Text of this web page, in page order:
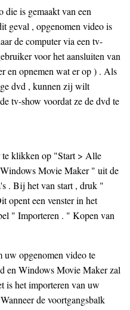
is gemaakt van een
geval , opgenomen video is
de computer via een tv-
voor het aansluiten van
en opnemen wat er op ) . Als
dvd , kunnen zij wilt
tv-show voordat ze de dvd te
klikken op "Start > Alle
Movie Maker " uit de
. Bij het van start , druk "
opent een venster in het
" Importeren . " Kopen van
uw opgenomen video te
en Windows Movie Maker zal
is het importeren van uw
de voortgangsbalk